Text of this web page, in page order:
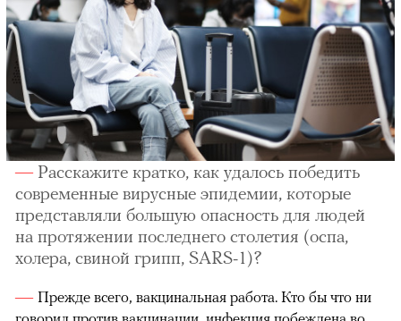
Расскажите кратко, как удалось победить
современные вирусные эпидемии, которые
представляли большую опасность для людей
на протяжении последнего столетия (оспа,
холера, свиной грипп, SARS-1)?
Прежде всего, вакцинальная работа. Кто бы что ни